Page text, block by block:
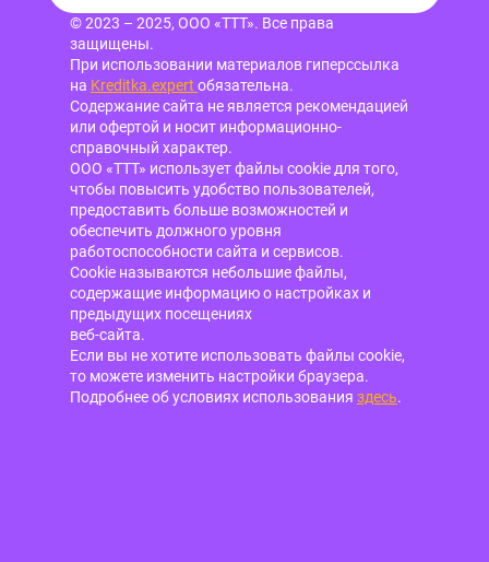
© 2023 – 2025, ООО «ТТТ». Все права
защищены.
При использовании материалов гиперссылка
на Kreditka.expert обязательна.
Содержание сайта не является рекомендацией
или офертой и носит информационно-
справочный характер.
ООО «ТТТ» использует файлы cookie для того,
чтобы повысить удобство пользователей,
предоставить больше возможностей и
обеспечить должного уровня
работоспособности сайта и сервисов.
Cookie называются небольшие файлы,
содержащие информацию о настройках и
предыдущих посещениях
веб-сайта.
Если вы не хотите использовать файлы cookie,
то можете изменить настройки браузера.
Подробнее об условиях использования здесь.